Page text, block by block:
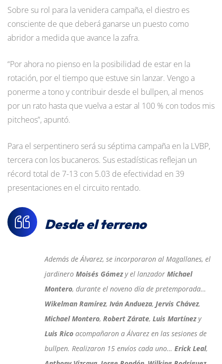
Sobre su rol para la venidera campaña, el diestro es
consciente de que deberá ganarse un puesto como
abridor a medida que avance la zafra.
“Por ahora no pienso en la posibilidad de estar en la
rotación, por el tiempo que estuve sin lanzar. Vengo a
ponerme a tono y contribuir desde el bullpen, al menos
por un rato hasta que vuelva a estar al 100 % con todos mis
pitcheos”, apuntó.
Para el serpentinero será su séptima campaña en la LVBP,
tercera con los bucaneros. Sus estadísticas reflejan un
récord total de 7-13 con 5.03 de efectividad en 39
presentaciones en el circuito rentado.
Desde el terreno
Además de Álvarez, se incorporaron al Magallanes, el
jardinero Moisés Gómezy el lanzador Michael
Montero, durante el noveno día de pretemporada…
Wikelman Ramírez, Iván Andueza, Jervis Chávez,
Michael Montero, Robert Zárate, Luis Martínezy
Luis Rico acompañaron a Álvarez en las sesiones de
bullpen. Realizaron 15 envíos cada uno… Erick Leal,